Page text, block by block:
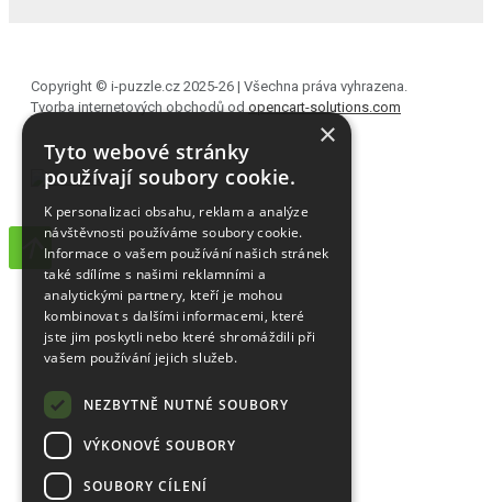
Copyright © i-puzzle.cz 2025-26 | Všechna práva vyhrazena.
Tvorba internetových obchodů od opencart-solutions.com
×
Tyto webové stránky
používají soubory cookie.
K personalizaci obsahu, reklam a analýze
návštěvnosti používáme soubory cookie.
Informace o vašem používání našich stránek
také sdílíme s našimi reklamními a
analytickými partnery, kteří je mohou
kombinovat s dalšími informacemi, které
jste jim poskytli nebo které shromáždili při
vašem používání jejich služeb.
NEZBYTNĚ NUTNÉ SOUBORY
VÝKONOVÉ SOUBORY
SOUBORY CÍLENÍ